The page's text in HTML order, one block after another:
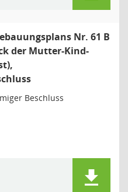
Nr. 61 B
der Mutter-Kind-
Beschluss